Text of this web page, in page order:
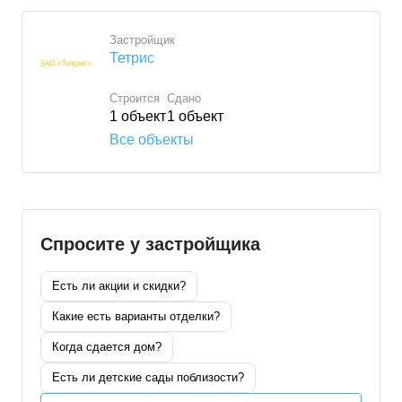
Застройщик
Тетрис
Строится
1 объект
Сдано
1 объект
Все объекты
Спросите у застройщика
Есть ли акции и скидки?
Какие есть варианты отделки?
Когда сдается дом?
Есть ли детские сады поблизости?